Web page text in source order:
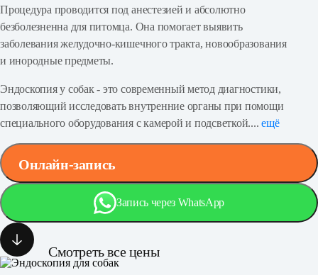
Процедура проводится под анестезией и абсолютно
безболезненна для питомца. Она помогает выявить
заболевания желудочно-кишечного тракта, новообразования
и инородные предметы.
Эндоскопия у собак - это современный метод диагностики,
позволяющий исследовать внутренние органы при помощи
специального оборудования с камерой и подсветкой....ещё
Онлайн-запись
Запись через WhatsApp
Смотреть все цены